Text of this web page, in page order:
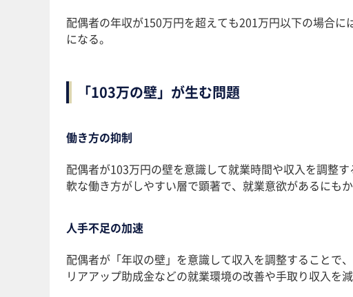
配偶者の年収が150万円を超えても201万円以下の場合
になる。
「103万の壁」が生む問題
働き方の抑制
配偶者が103万円の壁を意識して就業時間や収入を調整
軟な働き方がしやすい層で顕著で、就業意欲があるにも
人手不足の加速
配偶者が「年収の壁」を意識して収入を調整することで
リアアップ助成金などの就業環境の改善や手取り収入を